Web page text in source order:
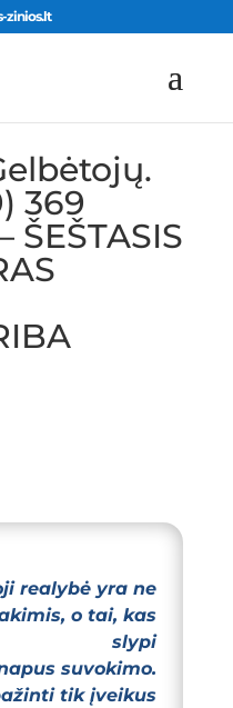
zinios.lt
369
ŠEŠTASIS
realybė yra ne
o tai, kas
slypi
suvokimo.
tik įveikus